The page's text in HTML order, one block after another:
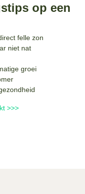
op een
felle zon
niet nat
groei
>>>